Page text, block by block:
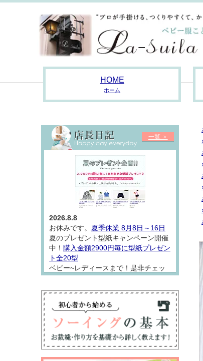
HOME
ホーム
一覧 ＞
2026.8.8
お休みです。 夏季休業 8月8日～16日
夏のプレゼント型紙キャンペーン開催
中！ 購入金額2900円毎に型紙プレゼン
ト全20型
ベビー~レディースまで！是非チェッ
クしてソーイング楽しんでください